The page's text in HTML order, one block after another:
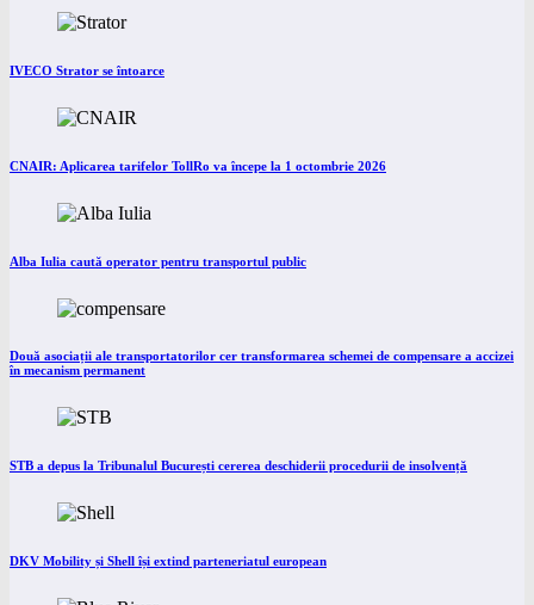
IVECO Strator se întoarce
CNAIR: Aplicarea tarifelor TollRo va începe la 1 octombrie 2026
Alba Iulia caută operator pentru transportul public
Două asociații ale transportatorilor cer transformarea schemei de compensare a accizei
în mecanism permanent
STB a depus la Tribunalul București cererea deschiderii procedurii de insolvență
DKV Mobility și Shell își extind parteneriatul european